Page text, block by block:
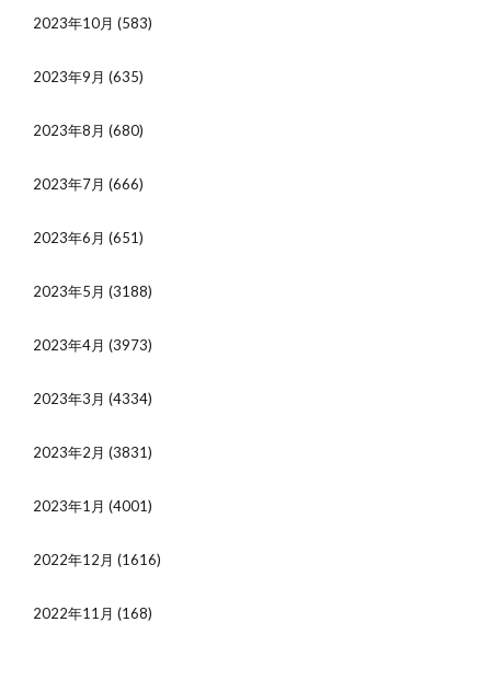
2023年10月 (583)
2023年9月 (635)
2023年8月 (680)
2023年7月 (666)
2023年6月 (651)
2023年5月 (3188)
2023年4月 (3973)
2023年3月 (4334)
2023年2月 (3831)
2023年1月 (4001)
2022年12月 (1616)
2022年11月 (168)